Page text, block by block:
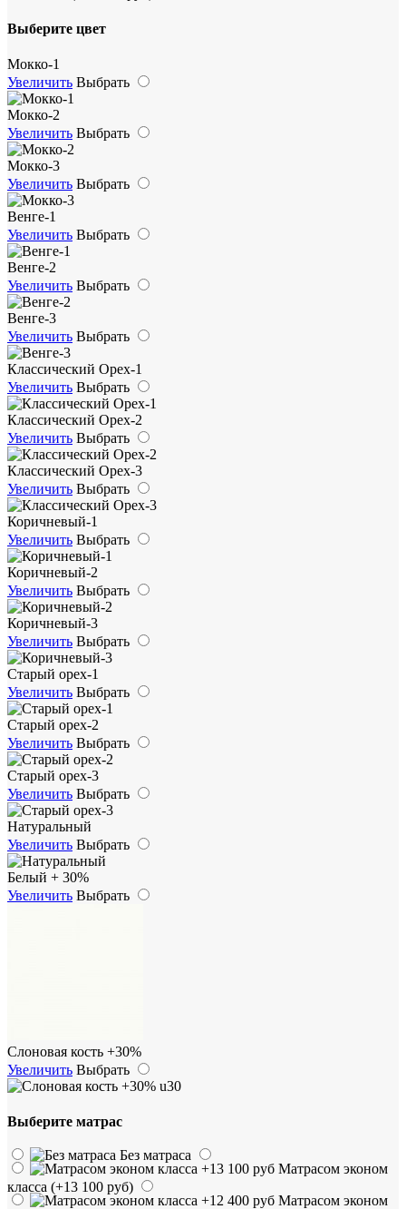
Выберите цвет
Мокко-1
Увеличить Выбрать
Мокко-2
Увеличить Выбрать
Мокко-3
Увеличить Выбрать
Венге-1
Увеличить Выбрать
Венге-2
Увеличить Выбрать
Венге-3
Увеличить Выбрать
Классический Орех-1
Увеличить Выбрать
Классический Орех-2
Увеличить Выбрать
Классический Орех-3
Увеличить Выбрать
Коричневый-1
Увеличить Выбрать
Коричневый-2
Увеличить Выбрать
Коричневый-3
Увеличить Выбрать
Старый орех-1
Увеличить Выбрать
Старый орех-2
Увеличить Выбрать
Старый орех-3
Увеличить Выбрать
Натуральный
Увеличить Выбрать
Белый + 30%
Увеличить Выбрать
Слоновая кость +30%
Увеличить Выбрать
Выберите матрас
Без матраса
Матрасом эконом
класса (+13 100 руб)
Матрасом эконом